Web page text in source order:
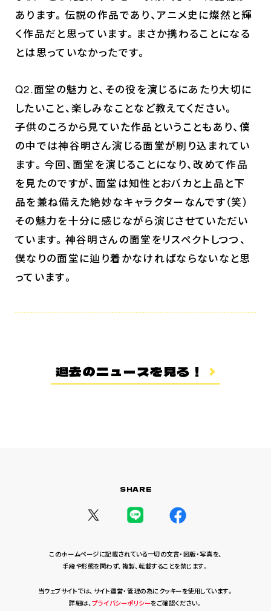
あります。伝説の作品であり、アニメ史に燦然と輝
く作品だと思っています。まさか携わることになる
とは思っていなかったです。
Q2.面堂の魅力と、その役を演じるにあたり大切に
したいこと、楽しみなことなど教えてください。
子供のころから見ていた作品ということもあり、僕
の中では神谷明さん演じる面堂が刷り込まれてい
ます。今回、面堂を演じることになり、改めて作品
を見たのですが、面堂は知性とおバカと上品と下
品を兼ね備えた絶妙なキャラクターなんです（笑）
その魅力を十分に感じながら演じさせていただい
ています。神谷明さんの面堂をリスペクトしつつ、
僕なりの面堂に辿り着かなければならないなと思
っています。
過去のニュースを見る！
SHARE
このホームページに記載されている一切の文言・図版・写真を、
手段や形態を問わず、複製、転載することを禁じます。
当ウェブサイトでは、サイト運営・管理の為にクッキーを使用しています。
詳細は、プライバシーポリシーをご確認ください。